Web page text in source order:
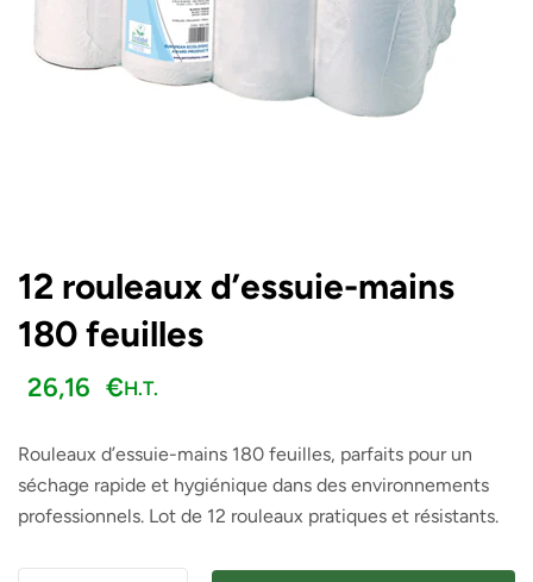
12 rouleaux d’essuie-mains
180 feuilles
26,16 €H.T.
Rouleaux d’essuie-mains 180 feuilles, parfaits pour un
séchage rapide et hygiénique dans des environnements
professionnels. Lot de 12 rouleaux pratiques et résistants.